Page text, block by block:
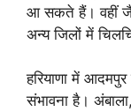
आ सकते हैं। वहीं
अन्य जिलों में
हरियाणा में
संभावना है।